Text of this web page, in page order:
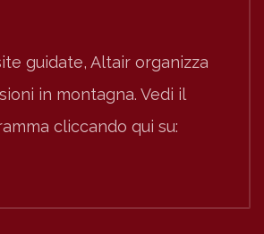
guidate, Altair organizza
in montagna. Vedi il
cliccando qui su: